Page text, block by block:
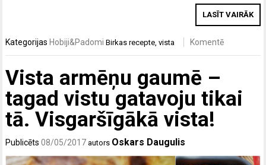
LASĪT VAIRĀK
Kategorijas Hobiji&Padomi Birkasrecepte,vista Komentē
Vista armēņu gaumē –
tagad vistu gatavoju tikai
tā. Visgaršīgākā vista!
Publicēts08/05/2017 autors Oskars Daugulis